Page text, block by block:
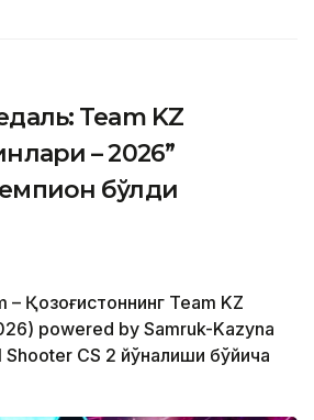
Team KZ
– 2026”
бўлди
Қозоғистоннинг Team KZ
powered by Samruk-Kazyna
CS 2 йўналиши бўйича